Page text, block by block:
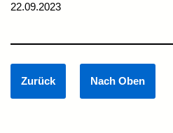
22.09.2023